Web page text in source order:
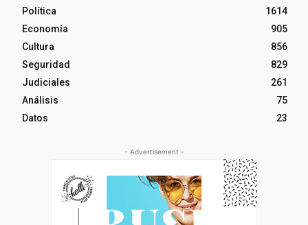
Política
1614
Economía
905
Cultura
856
Seguridad
829
Judiciales
261
Análisis
75
Datos
23
- Advertisement -